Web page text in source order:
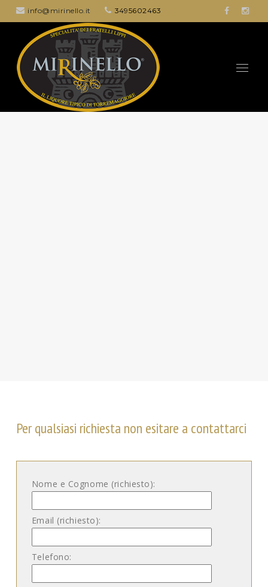
info@mirinello.it 3495602463
Per qualsiasi richiesta non esitare a contattarci
Nome e Cognome (richiesto):
Email (richiesto):
Telefono: